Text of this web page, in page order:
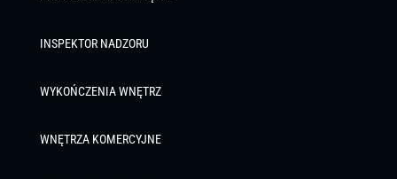
INSPEKTOR NADZORU
WYKOŃCZENIA WNĘTRZ
WNĘTRZA KOMERCYJNE